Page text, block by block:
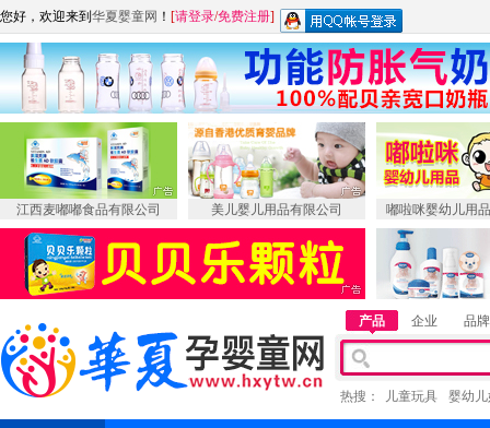
您好，欢迎来到 华夏婴童网 ！ [请登录/免费注册]
江西麦嘟嘟食品有限公司 美儿婴儿用品有限公司 嘟啦咪婴幼儿用
产品 企业 品牌
热搜： 儿童玩具 婴幼